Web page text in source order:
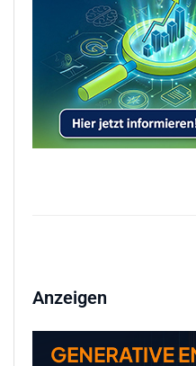
Anzeigen